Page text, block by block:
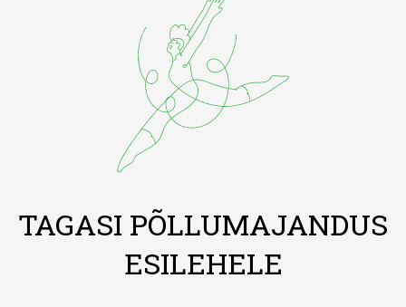
TAGASI PÕLLUMAJANDUS
ESILEHELE